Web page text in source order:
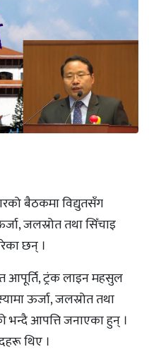
बैठकमा विद्युतसँग
जलस्रोत तथा सिँचाइ
छन् ।
आपूर्ति, ट्रंक लाइन महसुल
ऊर्जा, जलस्रोत तथा
भन्दै आपत्ति जनाएका हुन् ।
थिए ।